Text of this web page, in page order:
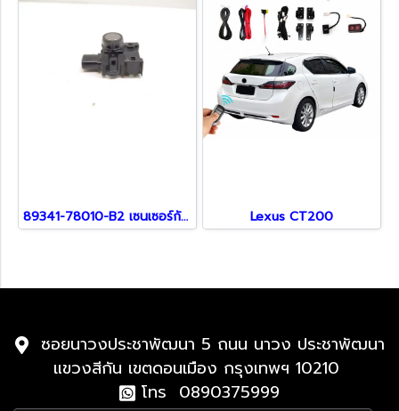
89341-78010-B2 เซนเซอร์กันชน สำหรับรถ Lexus Lexus CT200
ซอยนาวงประชาพัฒนา 5 ถนน นาวง ประชาพัฒนา
แขวงสีกัน เขตดอนเมือง กรุงเทพฯ 10210
โทร 0890375999